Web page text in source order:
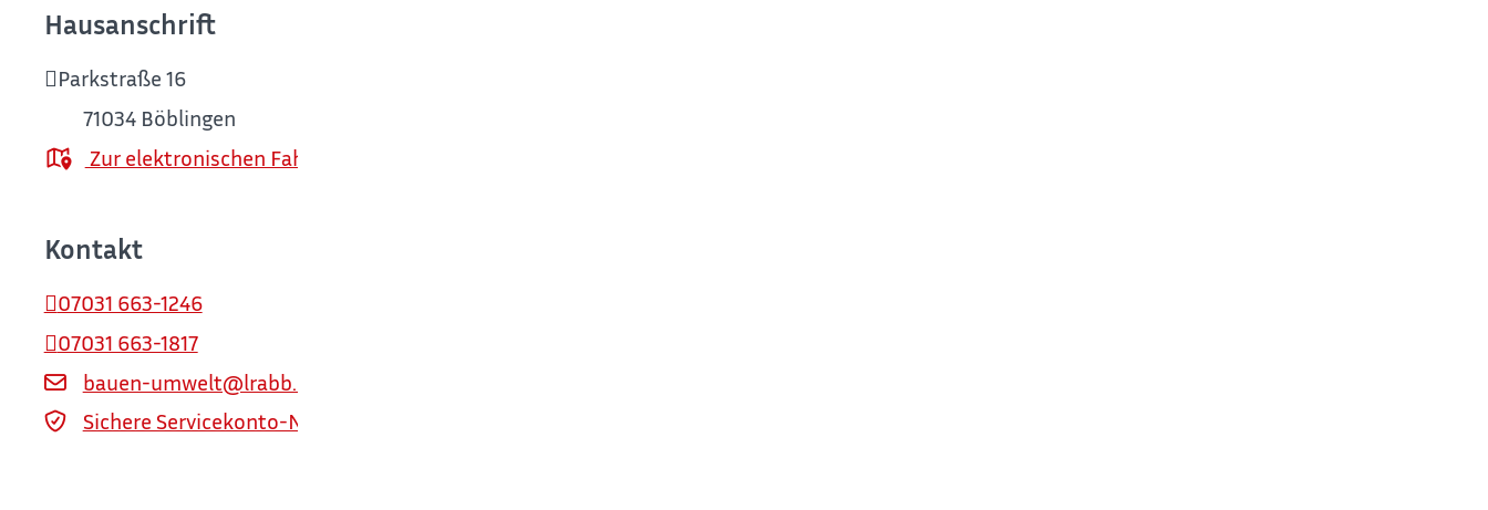
Hausanschrift
Parkstraße 16
71034 Böblingen
Zur elektronischen Fahrplanauskunft
Kontakt
07031 663-1246
07031 663-1817
bauen-umwelt@lrabb.de
Sichere Servicekonto-Nachricht über service-bw.de senden